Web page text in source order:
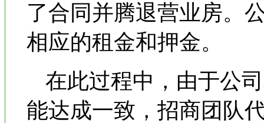
了合同并腾退营业房。
相应的租金和押金。
在此过程中，由于公
能达成一致，招商团队